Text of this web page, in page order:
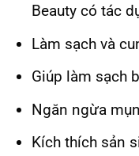
Beauty có tác
Làm sạch và
Giúp làm sạch
Ngăn ngừa mụn
Kích thích sản